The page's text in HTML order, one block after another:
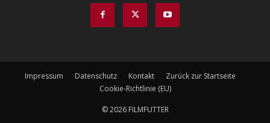
Impressum Datenschutz Kontakt
Zurück zur Startseite
Cookie-Richtlinie (EU)
© 2026 FILMFUTTER